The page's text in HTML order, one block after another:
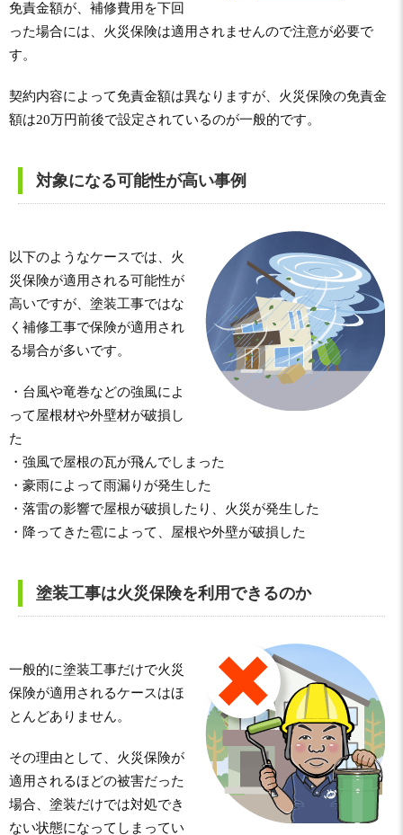
免責金額が、補修費用を下回
った場合には、火災保険は適用されませんので注意が必要で
す。
契約内容によって免責金額は異なりますが、火災保険の免責金
額は20万円前後で設定されているのが一般的です。
対象になる可能性が高い事例
以下のようなケースでは、火
災保険が適用される可能性が
高いですが、塗装工事ではな
く補修工事で保険が適用され
る場合が多いです。
・台風や竜巻などの強風によ
って屋根材や外壁材が破損し
た
・強風で屋根の瓦が飛んでしまった
・豪雨によって雨漏りが発生した
・落雷の影響で屋根が破損したり、火災が発生した
・降ってきた雹によって、屋根や外壁が破損した
塗装工事は火災保険を利用できるのか
一般的に塗装工事だけで火災
保険が適用されるケースはほ
とんどありません。
その理由として、火災保険が
適用されるほどの被害だった
場合、塗装だけでは対処でき
ない状態になってしまってい